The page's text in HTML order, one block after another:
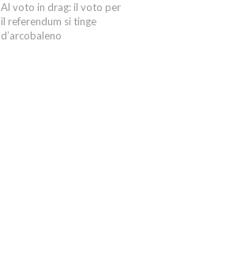
Al voto in drag: il voto per
il referendum si tinge
d’arcobaleno